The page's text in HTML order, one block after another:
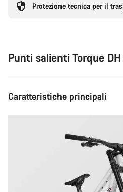
Protezione tecnica per il
Punti salienti Torque DH
Caratteristiche principali